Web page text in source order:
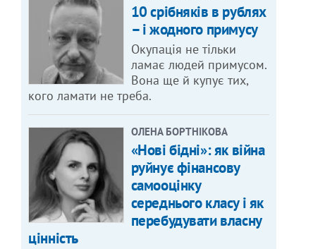
10 срібняків в рублях
– і жодного примусу
Окупація не тільки
ламає людей примусом.
Вона ще й купує тих,
кого ламати не треба.
ОЛЕНА БОРТНІКОВА
«Нові бідні»: як війна
руйнує фінансову
самооцінку
середнього класу і як
перебудувати власну
цінність